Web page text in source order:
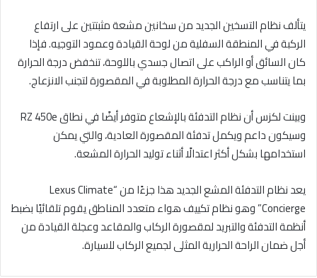
يتألف نظام التسخين الجديد من سخانين مشعة مثبتتين على ارتفاع
الركبة في المنطقة السفلية من لوحة القيادة وعمود التوجيه. فإذا
كان السائق أو الراكب على اتصال جسدي باللوحة، تنخفض درجة الحرارة
بما يتناسب مع درجة الحرارة المطلوبة في المقصورة لتجنب الانزعاج.
وبينت لكزس أن نظام التدفئة بالإشعاع متوفر أيضًا في نطاق RZ 450e
وسيكون داعم ويكمل تدفئة المقصورة العادية، والتي يمكن
استخدامها بشكل أكثر اعتدالًا أثناء توليد الحرارة المشعة.
يعد نظام التدفئة المشع الجديد هذا جزءًا من “Lexus Climate
Concierge” وهو نظام تكييف هواء متعدد المناطق يقوم تلقائيًا بضبط
أنظمة التدفئة والتبريد لمقصورة الركاب والمقاعد وعجلة القيادة من
أجل ضمان الراحة الحرارية المثلى لجميع الركاب للسيارة.